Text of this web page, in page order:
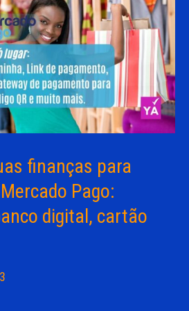
finanças para
Pago:
digital, cartão